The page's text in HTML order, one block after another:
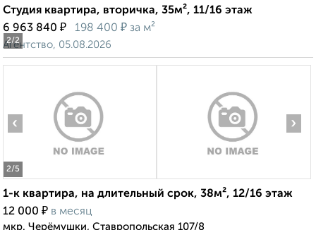
2/2
Студия квартира, вторичка, 35м², 11/16 этаж
6 963 840 ₽ 198 400 ₽ за м²
Агентство, 05.08.2026
2/5
‹ ›
1-к квартира, на длительный срок, 38м², 12/16 этаж
12 000 ₽ в месяц
мкр. Черёмушки, Ставропольская 107/8